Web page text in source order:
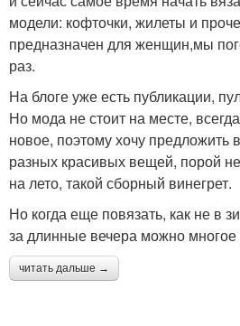
модели: кофточки, жилеты и
предназначен для женщин,мы
раз.
На блоге уже есть публикации,
Но мода не стоит на месте,
новое, поэтому хочу
разных красивых вещей, порой
на лето, такой сборный винегрет.
Но когда еще повязать, как не в
за длинные вечера можно многое
читать дальше →